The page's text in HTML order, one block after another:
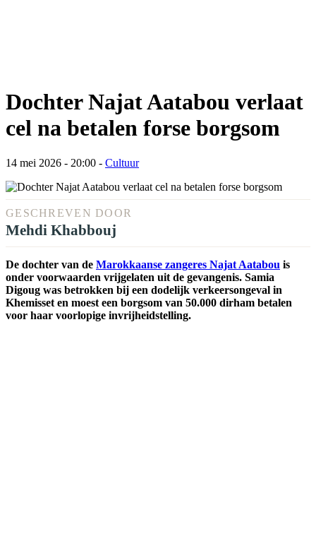
Dochter Najat Aatabou verlaat
cel na betalen forse borgsom
14 mei 2026 - 20:00 - Cultuur
GESCHREVEN DOOR
Mehdi Khabbouj
De dochter van de Marokkaanse zangeres Najat Aatabou is
onder voorwaarden vrijgelaten uit de gevangenis. Samia
Digoug was betrokken bij een dodelijk verkeersongeval in
Khemisset en moest een borgsom van 50.000 dirham betalen
voor haar voorlopige invrijheidstelling.